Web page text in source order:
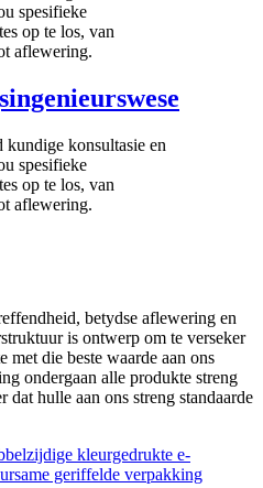
kundige konsultasie en
spesifieke
op te los, van
aflewering.
betydse aflewering en
is ontwerp om te verseker
met die beste waarde aan ons
ondergaan alle produkte streng
dat hulle aan ons streng standaarde